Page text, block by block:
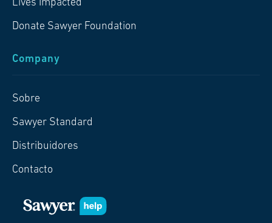
Lives Impacted
Donate Sawyer Foundation
Company
Sobre
Sawyer Standard
Distribuidores
Contacto